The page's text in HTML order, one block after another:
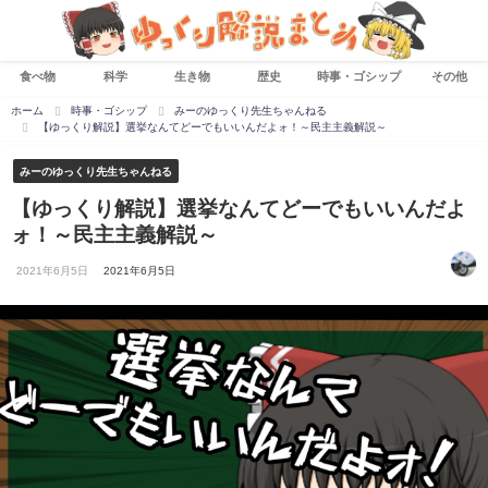
食べ物 科学 生き物 歴史 時事・ゴシップ その他
ホーム 時事・ゴシップ
みーのゆっくり先生ちゃんねる
【ゆっくり解説】選挙なんてどーでもいいんだよォ！～民主主義解説～
みーのゆっくり先生ちゃんねる
【ゆっくり解説】選挙なんてどーでもいいんだよ
ォ！～民主主義解説～
2021年6月5日 2021年6月5日